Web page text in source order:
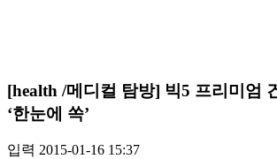
[health /메디컬 탐방] 빅5 프리미엄
‘한눈에 쏙’
입력 2015-01-16 15:37